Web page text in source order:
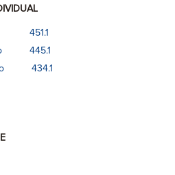
451.1
445.1
434.1